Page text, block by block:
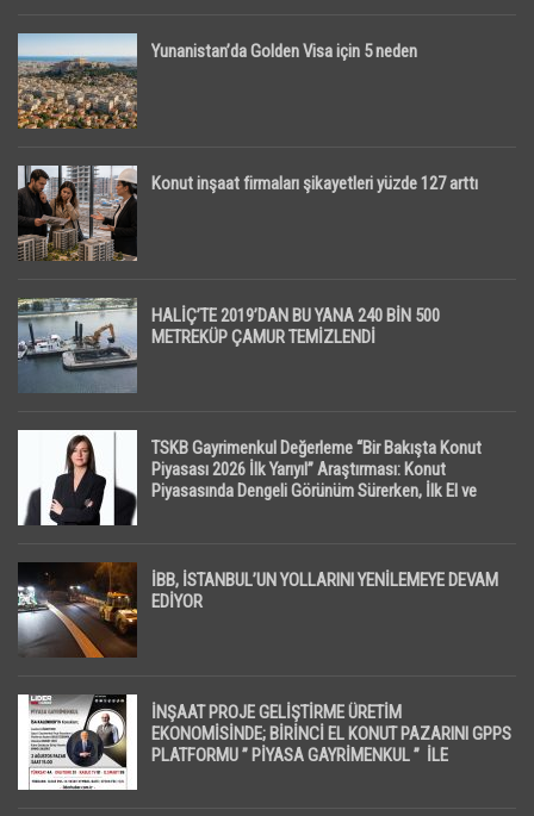
Yunanistan’da Golden Visa için 5 neden
Konut inşaat firmaları şikayetleri yüzde 127 arttı
HALİÇ’TE 2019’DAN BU YANA 240 BİN 500
METREKÜP ÇAMUR TEMİZLENDİ
TSKB Gayrimenkul Değerleme “Bir Bakışta Konut
Piyasası 2026 İlk Yarıyıl” Araştırması: Konut
Piyasasında Dengeli Görünüm Sürerken, İlk El ve
İBB, İSTANBUL’UN YOLLARINI YENİLEMEYE DEVAM
EDİYOR
İNŞAAT PROJE GELİŞTİRME ÜRETİM
EKONOMİSİNDE; BİRİNCİ EL KONUT PAZARINI GPPS
PLATFORMU ” PİYASA GAYRİMENKUL ” İLE